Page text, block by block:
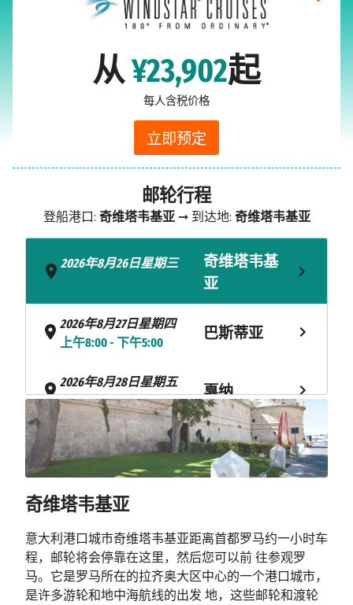
从¥23,902起
每人含税价格
立即预定
邮轮行程
登船港口: 奇维塔韦基亚➞ 到达地: 奇维塔韦基亚
2026年8月26日星期三
奇维塔韦基
亚
2026年8月27日星期四
上午8:00 - 下午5:00
巴斯蒂亚
2026年8月28日星期五
上午8:00 - 下午11:00
戛纳
2026年8月29日星期六
上午8:00 - 下午6:00
蒙特卡洛
2026年8月30日星期日
上午5:00 - 下午11:00
2026年8月31日星期一
上午8:00 - 下午5:00
热那亚
奇维塔韦基亚
意大利港口城市奇维塔韦基亚距离首都罗马约一小时车
程，邮轮将会停靠在这里，然后您可以前 往参观罗
马。它是罗马所在的拉齐奥大区中心的一个港口城市，
是许多游轮和地中海航线的出发 地，这些邮轮和渡轮